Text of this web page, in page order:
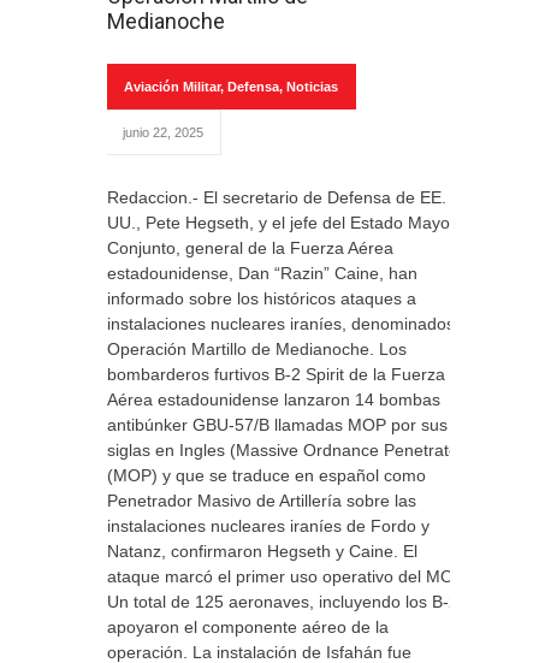
Medianoche
Aviación Militar, Defensa, Noticias
junio 22, 2025
Redaccion.- El secretario de Defensa de EE.
UU., Pete Hegseth, y el jefe del Estado Mayor
Conjunto, general de la Fuerza Aérea
estadounidense, Dan “Razin” Caine, han
informado sobre los históricos ataques a
instalaciones nucleares iraníes, denominados
Operación Martillo de Medianoche. Los
bombarderos furtivos B-2 Spirit de la Fuerza
Aérea estadounidense lanzaron 14 bombas
antibúnker GBU-57/B llamadas MOP por sus
siglas en Ingles (Massive Ordnance Penetrator
(MOP) y que se traduce en español como
Penetrador Masivo de Artillería sobre las
instalaciones nucleares iraníes de Fordo y
Natanz, confirmaron Hegseth y Caine. El
ataque marcó el primer uso operativo del MOP.
Un total de 125 aeronaves, incluyendo los B-2,
apoyaron el componente aéreo de la
operación. La instalación de Isfahán fue